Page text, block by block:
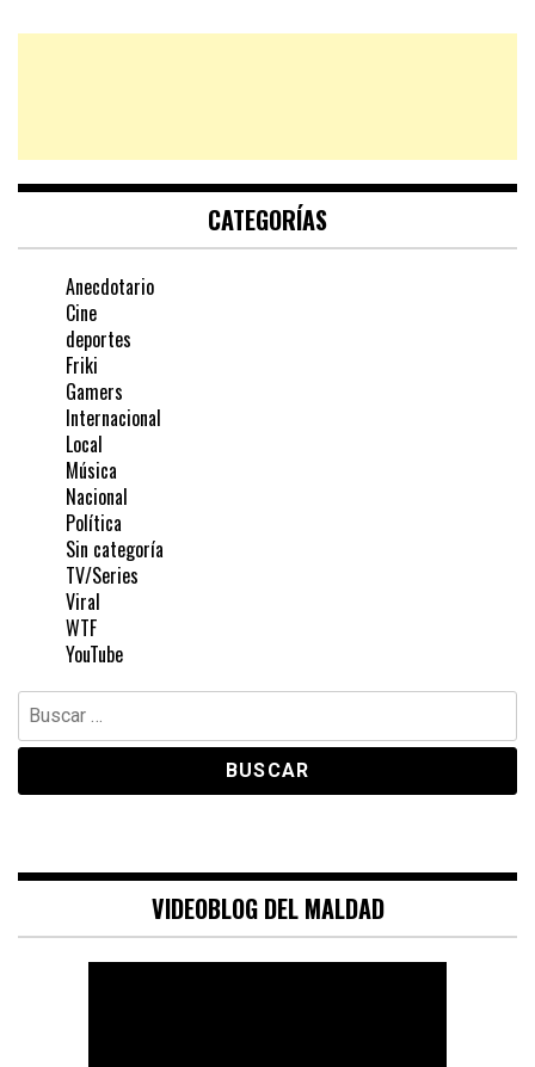
CATEGORÍAS
Anecdotario
Cine
deportes
Friki
Gamers
Internacional
Local
Música
Nacional
Política
Sin categoría
TV/Series
Viral
WTF
YouTube
Buscar:
VIDEOBLOG DEL MALDAD